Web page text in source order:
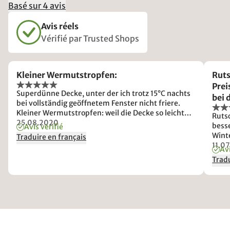
Basé sur 4 avis
Avis réels
Vérifié par Trusted Shops
Kleiner Wermutstropfen:
Superdünne Decke, unter der ich trotz 15°C nachts
bei vollständig geöffnetem Fenster nicht friere.
Kleiner Wermutstropfen: weil die Decke so leicht
ist, verrutscht sie regelmäßig im Bezug, sodaß ich
sie nun mit Sicherheitsnadeln fixieren musste.
25.08.2020
Avis vérifié
Traduire en français
bei